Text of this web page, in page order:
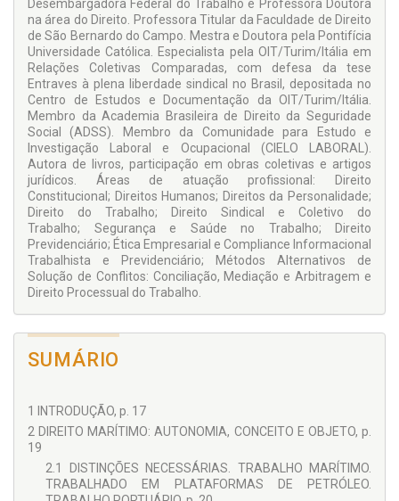
devidas em razão da contratação do trabalhador. Foi
analisada, de forma aprofundada, de acordo com os mais
recentes precedentes jurisprudenciais, a responsabilidade no
contrato de trabalho marítimo, o meio ambiente do trabalho
e o direito sindical aplicável.
Em suma, a obra procurou abordar todos os temas mais
relevantes para um estudo aprofundado sobre o Direito do
Trabalho do Marítimo, tanto para os profissionais da área
como para estudantes e candidatos a concursos públicos.
Desembargadora Federal do Trabalho e Professora Doutora
na área do Direito. Professora Titular da Faculdade de Direito
de São Bernardo do Campo. Mestra e Doutora pela Pontifícia
Universidade Católica. Especialista pela OIT/Turim/Itália em
Relações Coletivas Comparadas, com defesa da tese
Entraves à plena liberdade sindical no Brasil, depositada no
Centro de Estudos e Documentação da OIT/Turim/Itália.
Membro da Academia Brasileira de Direito da Seguridade
Social (ADSS). Membro da Comunidade para Estudo e
Investigação Laboral e Ocupacional (CIELO LABORAL).
Autora de livros, participação em obras coletivas e artigos
jurídicos. Áreas de atuação profissional: Direito
Constitucional; Direitos Humanos; Direitos da Personalidade;
Direito do Trabalho; Direito Sindical e Coletivo do
Trabalho; Segurança e Saúde no Trabalho; Direito
Previdenciário; Ética Empresarial e Compliance Informacional
Trabalhista e Previdenciário; Métodos Alternativos de
Solução de Conflitos: Conciliação, Mediação e Arbitragem e
Direito Processual do Trabalho.
SUMÁRIO
1 INTRODUÇÃO, p. 17
2 DIREITO MARÍTIMO: AUTONOMIA, CONCEITO E OBJETO, p.
19
2.1 DISTINÇÕES NECESSÁRIAS. TRABALHO MARÍTIMO.
TRABALHADO EM PLATAFORMAS DE PETRÓLEO.